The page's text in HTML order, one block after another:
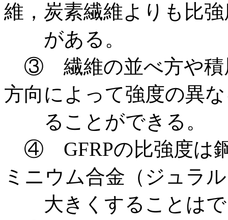
維，炭素繊維よりも比
がある。
③ 繊維の並べ方や積
方向によって強度の異
ることができる。
④ GFRPの比強度は
ミニウム合金（ジュラ
大きくすることはで